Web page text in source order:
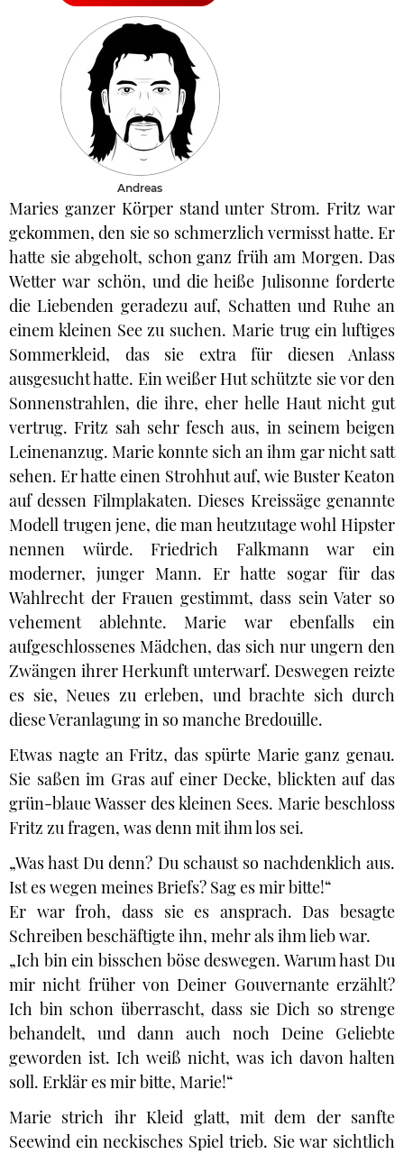
Andreas
Maries ganzer Körper stand unter Strom. Fritz war
gekommen, den sie so schmerzlich vermisst hatte. Er
hatte sie abgeholt, schon ganz früh am Morgen. Das
Wetter war schön, und die heiße Julisonne forderte
die Liebenden geradezu auf, Schatten und Ruhe an
einem kleinen See zu suchen. Marie trug ein luftiges
Sommerkleid, das sie extra für diesen Anlass
ausgesucht hatte. Ein weißer Hut schützte sie vor den
Sonnenstrahlen, die ihre, eher helle Haut nicht gut
vertrug. Fritz sah sehr fesch aus, in seinem beigen
Leinenanzug. Marie konnte sich an ihm gar nicht satt
sehen. Er hatte einen Strohhut auf, wie Buster Keaton
auf dessen Filmplakaten. Dieses Kreissäge genannte
Modell trugen jene, die man heutzutage wohl Hipster
nennen würde. Friedrich Falkmann war ein
moderner, junger Mann. Er hatte sogar für das
Wahlrecht der Frauen gestimmt, dass sein Vater so
vehement ablehnte. Marie war ebenfalls ein
aufgeschlossenes Mädchen, das sich nur ungern den
Zwängen ihrer Herkunft unterwarf. Deswegen reizte
es sie, Neues zu erleben, und brachte sich durch
diese Veranlagung in so manche Bredouille.
Etwas nagte an Fritz, das spürte Marie ganz genau.
Sie saßen im Gras auf einer Decke, blickten auf das
grün-blaue Wasser des kleinen Sees. Marie beschloss
Fritz zu fragen, was denn mit ihm los sei.
„Was hast Du denn? Du schaust so nachdenklich aus.
Ist es wegen meines Briefs? Sag es mir bitte!“
Er war froh, dass sie es ansprach. Das besagte
Schreiben beschäftigte ihn, mehr als ihm lieb war.
„Ich bin ein bisschen böse deswegen. Warum hast Du
mir nicht früher von Deiner Gouvernante erzählt?
Ich bin schon überrascht, dass sie Dich so strenge
behandelt, und dann auch noch Deine Geliebte
geworden ist. Ich weiß nicht, was ich davon halten
soll. Erklär es mir bitte, Marie!“
Marie strich ihr Kleid glatt, mit dem der sanfte
Seewind ein neckisches Spiel trieb. Sie war sichtlich